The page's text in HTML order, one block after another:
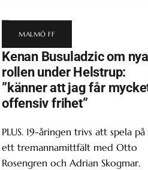
MALMÖ FF
Kenan Busuladzic om nya
rollen under Helstrup:
”känner att jag får
offensiv frihet”
PLUS. 19-åringen trivs att spela på
ett tremannamittfält med Otto
Rosengren och Adrian Skogmar.